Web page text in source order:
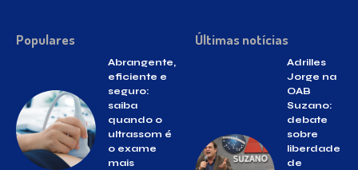
Populares
Abrangente,
eficiente e
seguro:
saiba
quando o
ultrassom é
o exame
mais
Últimas notícias
Adrilles
Jorge na
OAB
Suzano:
debate
sobre
liberdade
de